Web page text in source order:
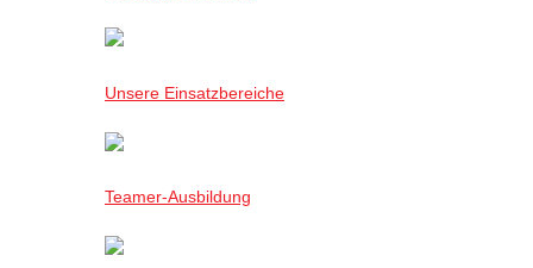
Unsere Einsatzbereiche
Teamer-Ausbildung